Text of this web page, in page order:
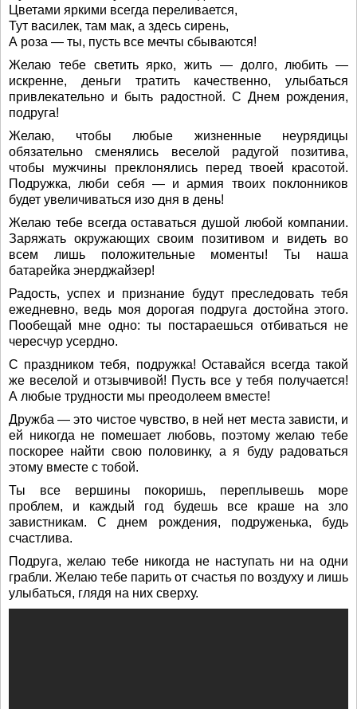
Цветами яркими всегда переливается,
Тут василек, там мак, а здесь сирень,
А роза — ты, пусть все мечты сбываются!
Желаю тебе светить ярко, жить — долго, любить —
искренне, деньги тратить качественно, улыбаться
привлекательно и быть радостной. С Днем рождения,
подруга!
Желаю, чтобы любые жизненные неурядицы
обязательно сменялись веселой радугой позитива,
чтобы мужчины преклонялись перед твоей красотой.
Подружка, люби себя — и армия твоих поклонников
будет увеличиваться изо дня в день!
Желаю тебе всегда оставаться душой любой компании.
Заряжать окружающих своим позитивом и видеть во
всем лишь положительные моменты! Ты наша
батарейка энерджайзер!
Радость, успех и признание будут преследовать тебя
ежедневно, ведь моя дорогая подруга достойна этого.
Пообещай мне одно: ты постараешься отбиваться не
чересчур усердно.
С праздником тебя, подружка! Оставайся всегда такой
же веселой и отзывчивой! Пусть все у тебя получается!
А любые трудности мы преодолеем вместе!
Дружба — это чистое чувство, в ней нет места зависти, и
ей никогда не помешает любовь, поэтому желаю тебе
поскорее найти свою половинку, а я буду радоваться
этому вместе с тобой.
Ты все вершины покоришь, переплывешь море
проблем, и каждый год будешь все краше на зло
завистникам. С днем рождения, подруженька, будь
счастлива.
Подруга, желаю тебе никогда не наступать ни на одни
грабли. Желаю тебе парить от счастья по воздуху и лишь
улыбаться, глядя на них сверху.